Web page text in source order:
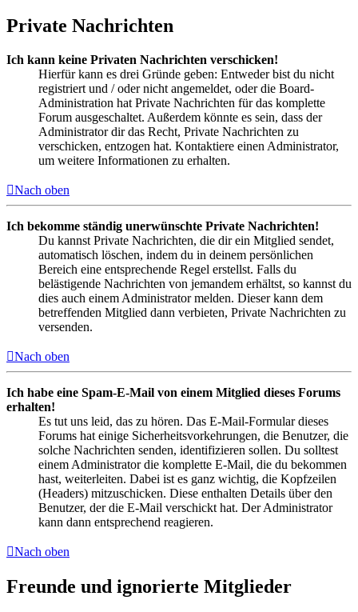
Private Nachrichten
Ich kann keine Privaten Nachrichten verschicken!
Hierfür kann es drei Gründe geben: Entweder bist du nicht
registriert und / oder nicht angemeldet, oder die Board-
Administration hat Private Nachrichten für das komplette
Forum ausgeschaltet. Außerdem könnte es sein, dass der
Administrator dir das Recht, Private Nachrichten zu
verschicken, entzogen hat. Kontaktiere einen Administrator,
um weitere Informationen zu erhalten.
Nach oben
Ich bekomme ständig unerwünschte Private Nachrichten!
Du kannst Private Nachrichten, die dir ein Mitglied sendet,
automatisch löschen, indem du in deinem persönlichen
Bereich eine entsprechende Regel erstellst. Falls du
belästigende Nachrichten von jemandem erhältst, so kannst du
dies auch einem Administrator melden. Dieser kann dem
betreffenden Mitglied dann verbieten, Private Nachrichten zu
versenden.
Nach oben
Ich habe eine Spam-E-Mail von einem Mitglied dieses Forums
erhalten!
Es tut uns leid, das zu hören. Das E-Mail-Formular dieses
Forums hat einige Sicherheitsvorkehrungen, die Benutzer, die
solche Nachrichten senden, identifizieren sollen. Du solltest
einem Administrator die komplette E-Mail, die du bekommen
hast, weiterleiten. Dabei ist es ganz wichtig, die Kopfzeilen
(Headers) mitzuschicken. Diese enthalten Details über den
Benutzer, der die E-Mail verschickt hat. Der Administrator
kann dann entsprechend reagieren.
Nach oben
Freunde und ignorierte Mitglieder